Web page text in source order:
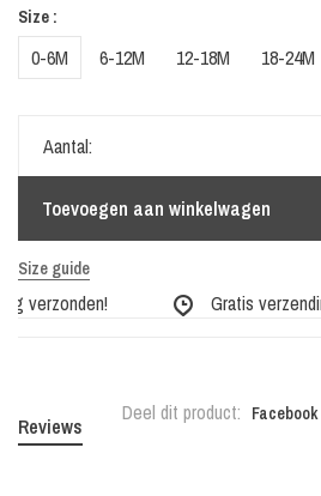
Size :
0-6M 6-12M 12-18M 18-24M
Aantal:
Toevoegen aan winkelwagen
Size guide
verzonden! Gratis
Deel dit product: Facebook
Reviews